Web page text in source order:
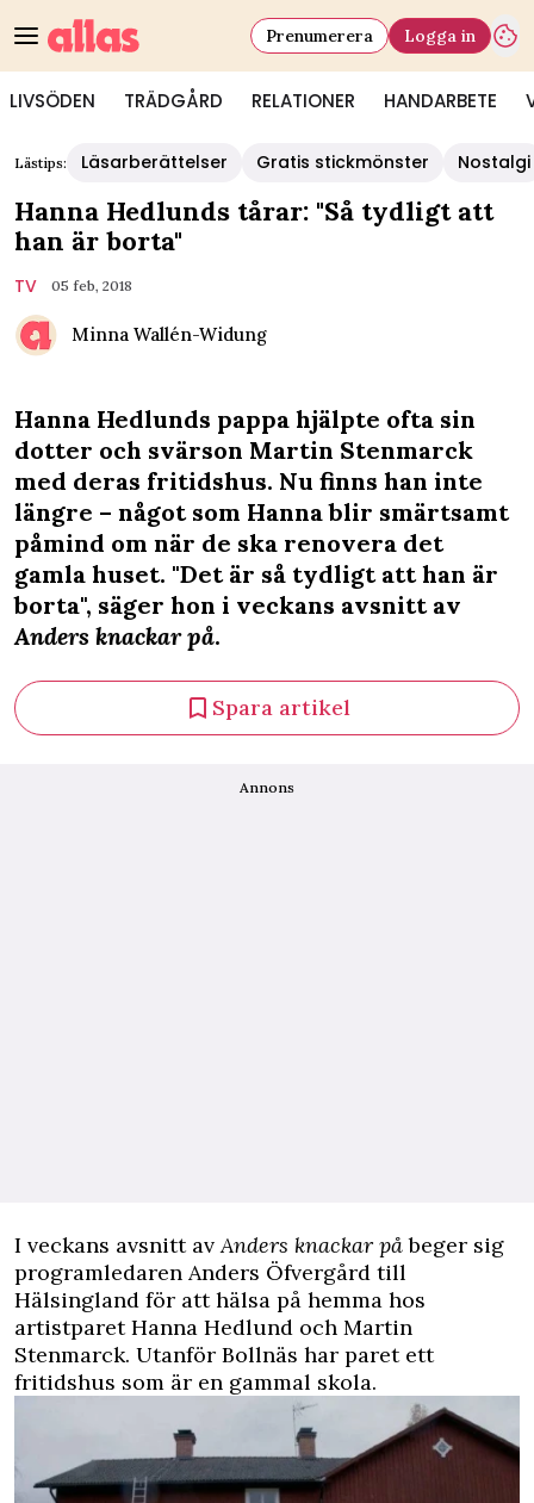
LIVSÖDEN TRÄDGÅRD RELATIONER HANDARBETE
Prenumerera Logga in
Lästips: Läsarberättelser Gratis stickmönster Nostalgi
Hanna Hedlunds tårar: "Så tydligt att
han är borta"
TV 05 feb, 2018
Minna Wallén-Widung
Hanna Hedlunds pappa hjälpte ofta sin
dotter och svärson Martin Stenmarck
med deras fritidshus. Nu finns han inte
längre – något som Hanna blir smärtsamt
påmind om när de ska renovera det
gamla huset. "Det är så tydligt att han är
borta", säger hon i veckans avsnitt av
Anders knackar på.
Spara artikel
Annons
I veckans avsnitt avAnders knackar påbeger sig
programledaren Anders Öfvergård till
Hälsingland för att hälsa på hemma hos
artistparet Hanna Hedlund och Martin
Stenmarck. Utanför Bollnäs har paret ett
fritidshus som är en gammal skola.